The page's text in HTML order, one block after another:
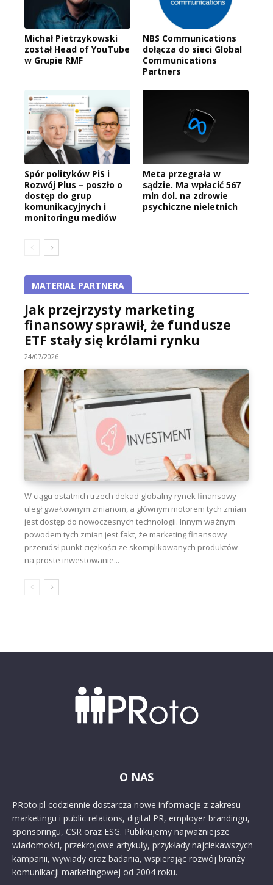
Michał Pietrzykowski
został Head of YouTube
w Grupie RMF
NBS Communications
dołącza do sieci Global
Communications
Partners
Spór polityków PiS i
Rozwój Plus – poszło o
dostęp do grup
komunikacyjnych i
monitoringu mediów
Meta przegrała w
sądzie. Ma wpłacić 567
mln dol. na zdrowie
psychiczne nieletnich
MATERIAŁ PARTNERA
Jak przejrzysty marketing
finansowy sprawił, że fundusze
ETF stały się królami rynku
24/07/2026
W ciągu ostatnich trzech dekad globalny rynek finansowy
uległ gwałtownym zmianom, a głównym motorem tych zmian
jest dostęp do nowoczesnych technologii. Innym ważnym
powodem tych zmian jest fakt, że marketing finansowy
przeniósł punkt ciężkości ze skomplikowanych produktów
na proste inwestowanie...
O NAS
PRoto.pl codziennie dostarcza nowe informacje z zakresu
marketingu i public relations, digital PR, employer brandingu,
sponsoringu, CSR oraz ESG. Publikujemy najważniejsze
wiadomości, przekrojowe artykuły, przykłady najciekawszych
kampanii, wywiady oraz badania, wspierając rozwój branży
komunikacji marketingowej od 2004 roku.